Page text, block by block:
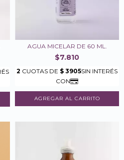
AGUA MICELAR DE 60 ML.
$7.810